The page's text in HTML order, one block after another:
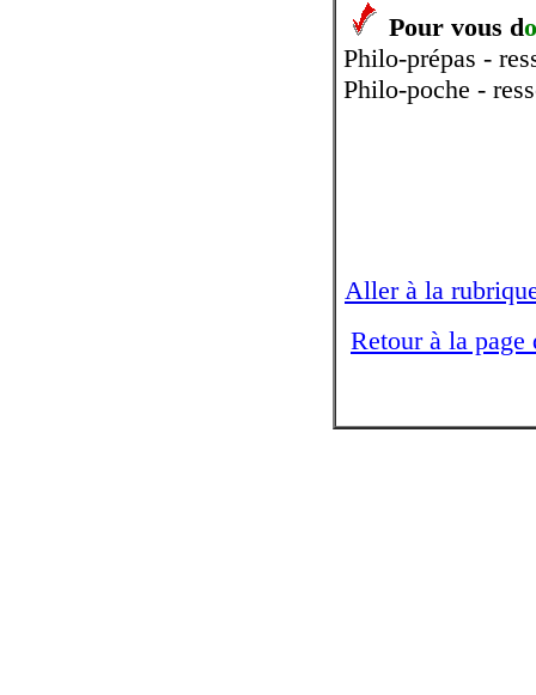
Pour vous do
Philo-prépas -
Philo-poche -
Aller à la
Retour à la